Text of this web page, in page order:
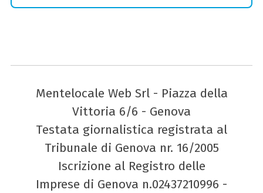
Mentelocale Web Srl - Piazza della
Vittoria 6/6 - Genova
Testata giornalistica registrata al
Tribunale di Genova nr. 16/2005
Iscrizione al Registro delle
Imprese di Genova n.02437210996 -